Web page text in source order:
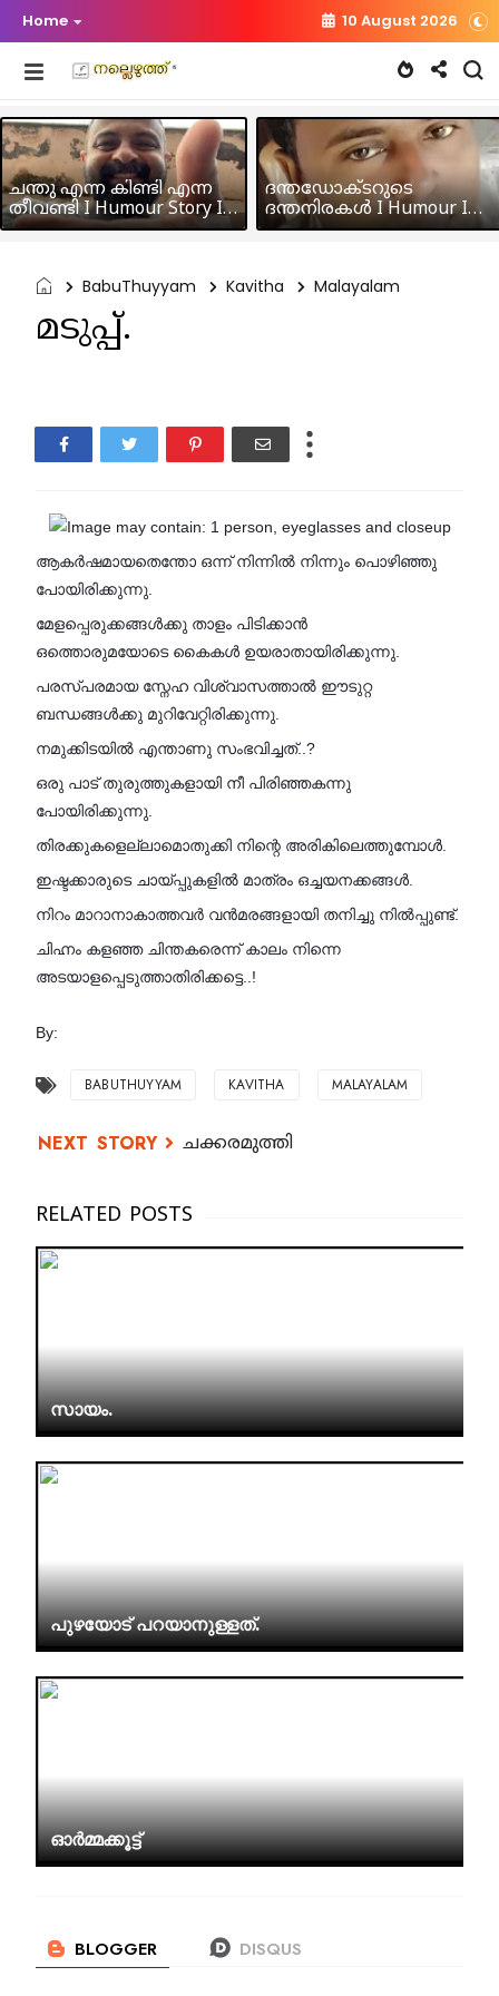
Home 10 August 2026
ചന്തു എന്ന കിണ്ടി എന്ന
തീവണ്ടി I Humour Story I
Rajeev Panicker
ദന്തഡോക്ടറുടെ
ദന്തനിരകൾ I Humour I
Hussain MK
BabuThuyyam Kavitha Malayalam
മടുപ്പ്.
ആകർഷമായതെന്തോ ഒന്ന് നിന്നിൽ നിന്നും പൊഴിഞ്ഞു
പോയിരിക്കുന്നു.
മേളപ്പെരുക്കങ്ങൾക്കു താളം പിടിക്കാൻ
ഒത്തൊരുമയോടെ കൈകൾ ഉയരാതായിരിക്കുന്നു.
പരസ്പരമായ സ്നേഹ വിശ്വാസത്താൽ ഈടുറ്റ
ബന്ധങ്ങൾക്കു മുറിവേറ്റിരിക്കുന്നു.
നമുക്കിടയിൽ എന്താണു സംഭവിച്ചത്..?
ഒരു പാട് തുരുത്തുകളായി നീ പിരിഞ്ഞകന്നു
പോയിരിക്കുന്നു.
തിരക്കുകളെല്ലാമൊതുക്കി നിന്റെ അരികിലെത്തുമ്പോൾ.
ഇഷ്ടക്കാരുടെ ചായ്പ്പുകളിൽ മാത്രം ഒച്ചയനക്കങ്ങൾ.
നിറം മാറാനാകാത്തവർ വൻമരങ്ങളായി തനിച്ചു നിൽപ്പുണ്ട്.
ചിഹ്നം കളഞ്ഞ ചിന്തകരെന്ന് കാലം നിന്നെ
അടയാളപ്പെടുത്താതിരിക്കട്ടെ..!
By:
BABUTHUYYAM KAVITHA MALAYALAM
ചക്കരമുത്തി
സായം.
പുഴയോട് പറയാനുള്ളത്.
ഓർമ്മക്കൂട്ട്